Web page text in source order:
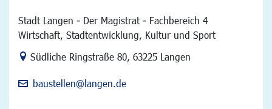
Stadt Langen - Der Magistrat - Fachbereich 4
Wirtschaft, Stadtentwicklung, Kultur und Sport
Link zur Google-Maps Navigation
Südliche Ringstraße 80, 63225 Langen
baustellen@langen.de